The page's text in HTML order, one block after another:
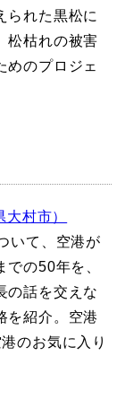
られた黒松に
松枯れの被害
めのプロジェ
村市）
いて、空港が
の50年を、
の話を交えな
を紹介。空港
のお気に入り